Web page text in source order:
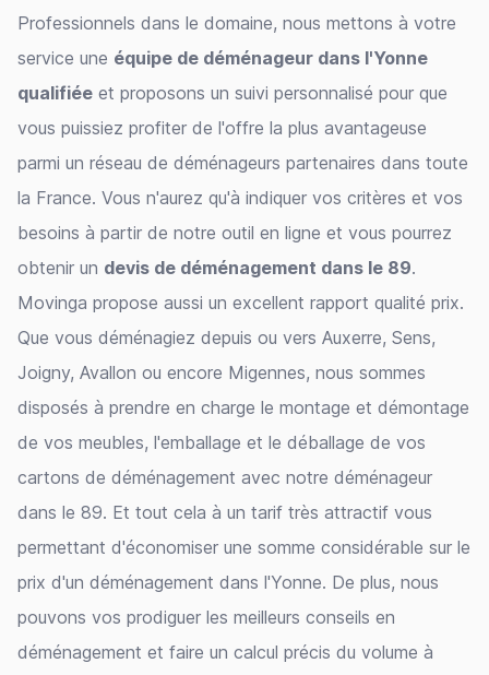
Professionnels dans le domaine, nous mettons à votre
service une équipe de déménageur dans l'Yonne
qualifiée et proposons un suivi personnalisé pour que
vous puissiez profiter de l'offre la plus avantageuse
parmi un réseau de déménageurs partenaires dans toute
la France. Vous n'aurez qu'à indiquer vos critères et vos
besoins à partir de notre outil en ligne et vous pourrez
obtenir un devis de déménagement dans le 89.
Movinga propose aussi un excellent rapport qualité prix.
Que vous déménagiez depuis ou vers Auxerre, Sens,
Joigny, Avallon ou encore Migennes, nous sommes
disposés à prendre en charge le montage et démontage
de vos meubles, l'emballage et le déballage de vos
cartons de déménagement avec notre déménageur
dans le 89. Et tout cela à un tarif très attractif vous
permettant d'économiser une somme considérable sur le
prix d'un déménagement dans l'Yonne. De plus, nous
pouvons vos prodiguer les meilleurs conseils en
déménagement et faire un calcul précis du volume à